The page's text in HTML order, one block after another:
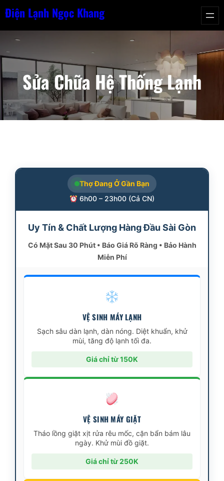
Chuyển
nội
Điện Lạnh Ngọc Khang
Sửa Chữa Hệ Thống Lạnh
Thợ Đang Ở Gần Bạn
6h00 – 23h00 (Cả CN)
Uy Tín & Chất Lượng Hàng Đầu Sài Gòn
Có Mặt Sau 30 Phút • Báo Giá Rõ Ràng • Bảo Hành
Miễn Phí
VỆ SINH MÁY LẠNH
Sạch sâu dàn lạnh, dàn nóng. Diệt khuẩn, khử
mùi, tăng độ lạnh tối đa.
Giá chỉ từ 150K
VỆ SINH MÁY GIẶT
Tháo lồng giặt xịt rửa rêu mốc, cặn bẩn bám lâu
ngày. Khử mùi đồ giặt.
Giá chỉ từ 250K